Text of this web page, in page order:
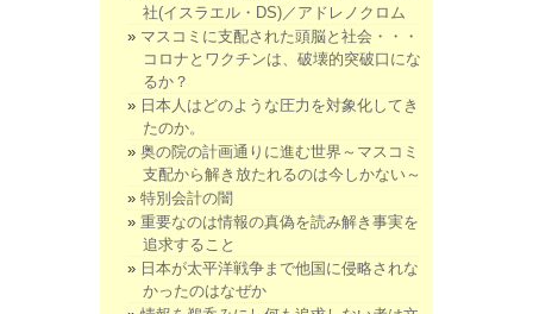
社(イスラエル・DS)／アドレノクロム
マスコミに支配された頭脳と社会・・・
コロナとワクチンは、破壊的突破口にな
るか？
日本人はどのような圧力を対象化してき
たのか。
奥の院の計画通りに進む世界～マスコミ
支配から解き放たれるのは今しかない～
特別会計の闇
重要なのは情報の真偽を読み解き事実を
追求すること
日本が太平洋戦争まで他国に侵略されな
かったのはなぜか